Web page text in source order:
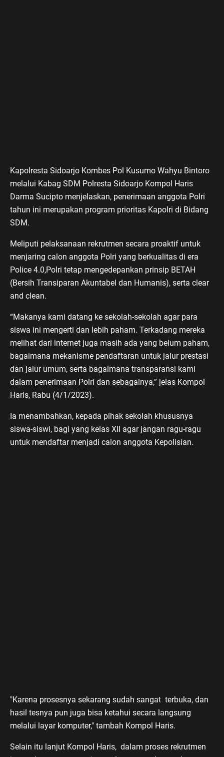
Kapolresta Sidoarjo Kombes Pol Kusumo Wahyu Bintoro
melalui Kabag SDM Polresta Sidoarjo Kompol Haris
Darma Sucipto menjelaskan, penerimaan anggota Polri
tahun ini merupakan program prioritas Kapolri di Bidang
SDM.
Meliputi pelaksanaan rekrutmen secara proaktif untuk
menjaring calon anggota Polri yang berkualitas di era
Police 4.0,Polri tetap mengedepankan prinsip BETAH
(Bersih Transiparan Akuntabel dan Humanis), serta clear
and clean.
“Makanya kami datang ke sekolah-sekolah agar para
siswa ini mengerti dan lebih paham. Terkadang mereka
melihat dari internet juga masih ada yang belum paham,
bagaimana mekanisme pendaftaran untuk jalur prestasi
dan jalur umum, serta bagaimana transparansi kami
dalam penerimaan Polri dan sebagainya,” jelas Kompol
Haris, Rabu (4/1/2023).
Ia menambahkan, kepada pihak sekolah khususnya
siswa-siswi, bagi yang kelas XII agar jangan ragu-ragu
untuk mendaftar menjadi calon anggota Kepolisian.
"Karena prosesnya sekarang sudah sangat terbuka, dan
hasil tesnya pun juga bisa ketahui secara langsung
melalui layar komputer," tambah Kompol Haris.
Selain itu lanjut Kompol Haris, dalam proses rekrutmen